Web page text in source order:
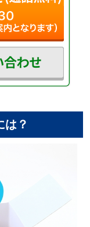
は？